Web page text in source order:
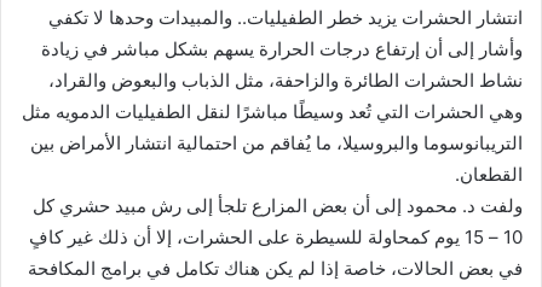
انتشار الحشرات يزيد خطر الطفيليات.. والمبيدات وحدها لا تكفي
وأشار إلى أن إرتفاع درجات الحرارة يسهم بشكل مباشر في زيادة
نشاط الحشرات الطائرة والزاحفة، مثل الذباب والبعوض والقراد،
وهي الحشرات التي تُعد وسيطًا مباشرًا لنقل الطفيليات الدمويه مثل
التريبانوسوما والبروسيلا، ما يُفاقم من احتمالية انتشار الأمراض بين
القطعان.
ولفت د. محمود إلى أن بعض المزارع تلجأ إلى رش مبيد حشري كل
10 – 15 يوم كمحاولة للسيطرة على الحشرات، إلا أن ذلك غير كافٍ
في بعض الحالات، خاصة إذا لم يكن هناك تكامل في برامج المكافحة